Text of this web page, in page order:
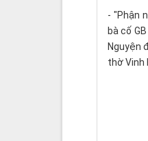
- "Phận
bà cố
Nguyện
thờ Vinh